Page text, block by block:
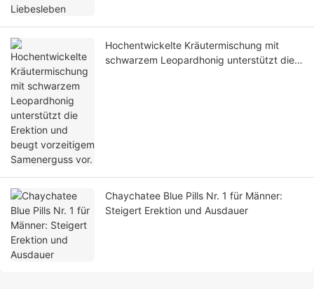
Hochentwickelte Kräutermischung mit
schwarzem Leopardhonig unterstützt die
Chaychatee Blue Pills Nr. 1 für Männer:
Steigert Erektion und Ausdauer